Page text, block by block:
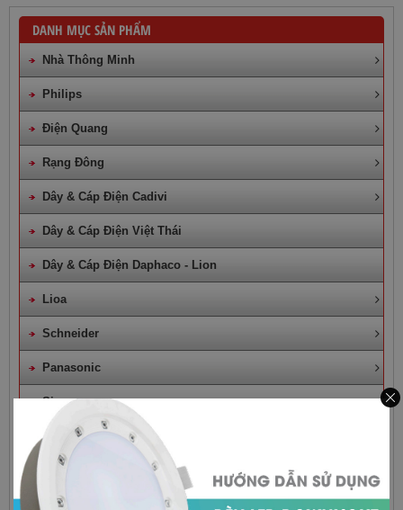
DANH MỤC SẢN PHẨM
Nhà Thông Minh
Philips
Điện Quang
Rạng Đông
Dây & Cáp Điện Cadivi
Dây & Cáp Điện Việt Thái
Dây & Cáp Điện Daphaco - Lion
Lioa
Schneider
Panasonic
Sino
Mpe
Quạt Điện Công Nghiệp
Đèn Trang Trí